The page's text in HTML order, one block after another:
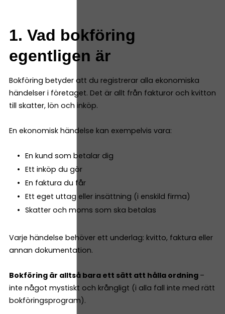
1. Vad bokföring
egentligen är
Bokföring betyder att du registrerar alla ekonomiska
händelser i företaget. Det är allt från fakturor och kvitton
till skatter, lön och inköp.
En ekonomisk händelse kan exempelvis vara:
En kund som betalar dig
Ett inköp du gör
En faktura du får
Ett eget uttag eller insättning (i enskild firma)
Skatter och moms som ska betalas
Varje händelse behöver ett underlag: kvitto, faktura eller
annan dokumentation.
Bokföring är alltså bara ett sätt att hålla ordning –
inte något mystiskt och krångligt (i alla fall inte med rätt
bokföringsprogram).